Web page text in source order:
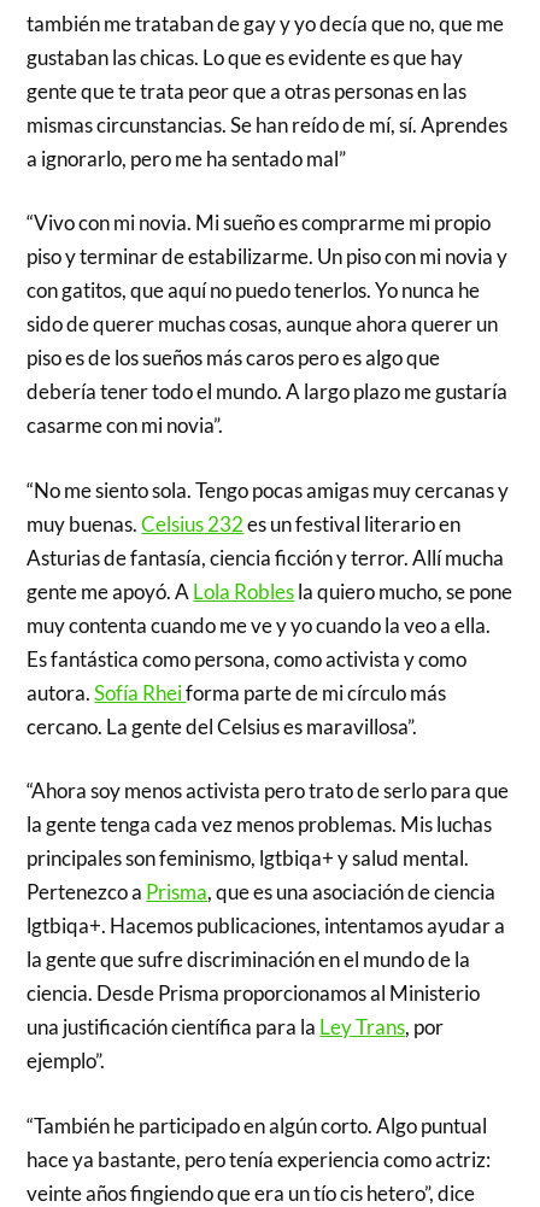
también me trataban de gay y yo decía que no, que me
gustaban las chicas. Lo que es evidente es que hay
gente que te trata peor que a otras personas en las
mismas circunstancias. Se han reído de mí, sí. Aprendes
a ignorarlo, pero me ha sentado mal”
“Vivo con mi novia. Mi sueño es comprarme mi propio
piso y terminar de estabilizarme. Un piso con mi novia y
con gatitos, que aquí no puedo tenerlos. Yo nunca he
sido de querer muchas cosas, aunque ahora querer un
piso es de los sueños más caros pero es algo que
debería tener todo el mundo. A largo plazo me gustaría
casarme con mi novia”.
“No me siento sola. Tengo pocas amigas muy cercanas y
muy buenas.Celsius 232es un festival literario en
Asturias de fantasía, ciencia ficción y terror. Allí mucha
gente me apoyó. A Lola Roblesla quiero mucho, se pone
muy contenta cuando me ve y yo cuando la veo a ella.
Es fantástica como persona, como activista y como
autora.Sofía Rheiforma parte de mi círculo más
cercano. La gente del Celsius es maravillosa”.
“Ahora soy menos activista pero trato de serlo para que
la gente tenga cada vez menos problemas. Mis luchas
principales son feminismo, lgtbiqa+ y salud mental.
Pertenezco a Prisma, que es una asociación de ciencia
lgtbiqa+. Hacemos publicaciones, intentamos ayudar a
la gente que sufre discriminación en el mundo de la
ciencia. Desde Prisma proporcionamos al Ministerio
una justificación científica para la Ley Trans, por
ejemplo”.
“También he participado en algún corto. Algo puntual
hace ya bastante, pero tenía experiencia como actriz:
veinte años fingiendo que era un tío cis hetero”, dice